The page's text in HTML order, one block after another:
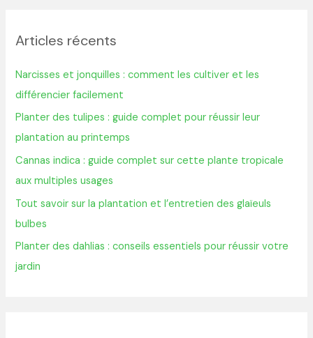
e
c
h
e
r
:
Articles récents
Narcisses et jonquilles : comment les cultiver et les
différencier facilement
Planter des tulipes : guide complet pour réussir leur
plantation au printemps
Cannas indica : guide complet sur cette plante tropicale
aux multiples usages
Tout savoir sur la plantation et l’entretien des glaïeuls
bulbes
Planter des dahlias : conseils essentiels pour réussir votre
jardin